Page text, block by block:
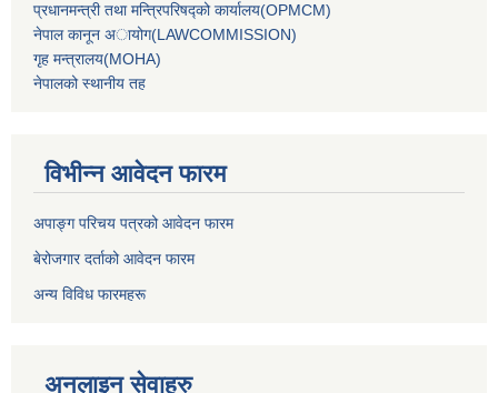
प्रधानमन्‍त्री तथा मन्‍त्रिपरिषद्को कार्यालय(OPMCM)
नेपाल कानून अायोग(LAWCOMMISSION)
गृह मन्‍त्रालय(MOHA)
नेपालको स्थानीय तह
विभीन्न आवेदन फारम
अपाङ्ग परिचय पत्रको आवेदन फारम
बेरोजगार दर्ताको आवेदन फारम
अन्य विविध फारमहरू
अनलाइन सेवाहरु